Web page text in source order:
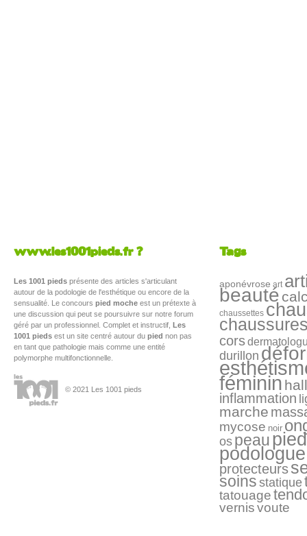
www.les1001pieds.fr ?
Les 1001 pieds présente des articles s'articulant
autour de la podologie de l'esthétique ou encore de la
sensualité. Le concours pied moche est un prétexte à
une discussion qui peut se poursuivre sur notre forum
géré par un professionnel. Complet et instructif, Les
1001 pieds est un site centré autour du pied non pas
en tant que pathologie mais comme une entité
polymorphe multifonctionnelle.
© 2021 Les 1001 pieds
Tags
aponévrose art
beauté
chaussettes
cors
durillon
féminin
inflammation
marche
mycose noir
ospeaupied
podologue
protecteurs
soins statique
tatouage
vernisvoute